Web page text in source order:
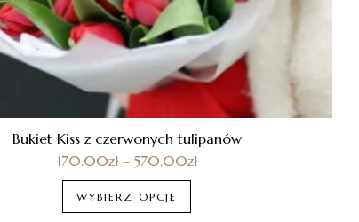
Bukiet Kiss z czerwonych tulipanów
170.00zł– 570.00zł
WYBIERZ OPCJE